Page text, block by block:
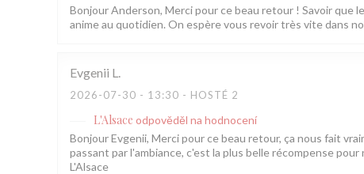
Bonjour Anderson, Merci pour ce beau retour ! Savoir que
anime au quotidien. On espère vous revoir très vite dans
Evgenii L
2026-07-30 - 13:30 - HOSTÉ 2
L'Alsace odpověděl na hodnocení
Bonjour Evgenii, Merci pour ce beau retour, ça nous fait
passant par l'ambiance, c'est la plus belle récompense
L'Alsace